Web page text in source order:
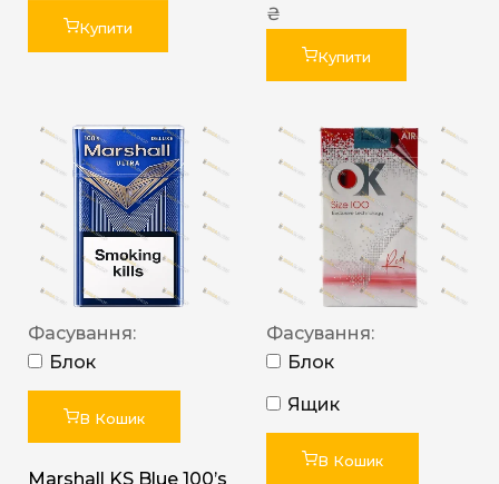
Купити
₴
Купити
Фасування:
Блок
В Кошик
Marshall KS Blue 100’s
Фасування:
Блок
Ящик
В Кошик